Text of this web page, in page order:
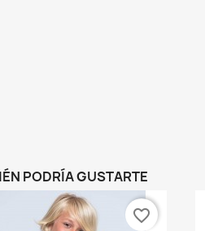
PODRÍA GUSTARTE
favorite_border